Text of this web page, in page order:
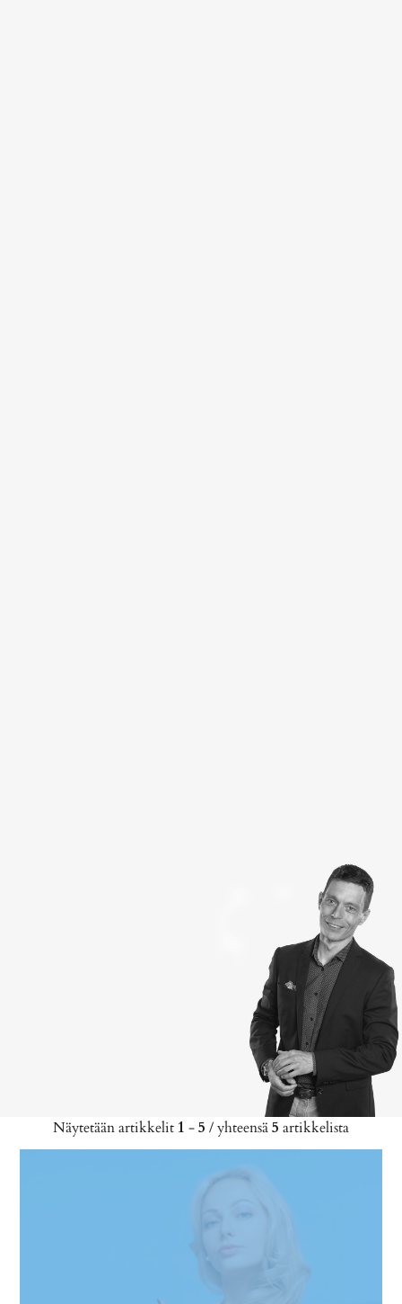
Näytetään artikkelit 1 -5 / yhteensä5 artikkelista